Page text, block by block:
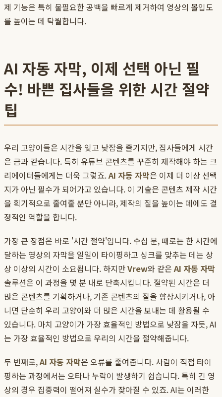
제 기능은 특히 불필요한 공백을 빠르게 제거하여 영상의 몰입도
를 높이는 데 탁월합니다.
AI 자동 자막, 이제 선택 아닌 필
수! 바쁜 집사들을 위한 시간 절약
팁
우리 고양이들은 시간을 잊고 낮잠을 즐기지만, 집사들에게 시간
은 금과 같습니다. 특히 유튜브 콘텐츠를 꾸준히 제작해야 하는 크
리에이터들에게는 더욱 그렇죠.AI 자동 자막은 이제 더 이상 선택
지가 아닌 필수가 되어가고 있습니다. 이 기술은 콘텐츠 제작 시간
을 획기적으로 줄여줄 뿐만 아니라, 제작의 질을 높이는 데에도 결
정적인 역할을 합니다.
가장 큰 장점은 바로 '시간 절약'입니다. 수십 분, 때로는 한 시간에
달하는 영상의 자막을 일일이 타이핑하고 싱크를 맞추는 데는 상
상 이상의 시간이 소요됩니다. 하지만Vrew와 같은AI 자동 자막
솔루션은 이 과정을 몇 분 내로 단축시킵니다. 절약된 시간은 더
많은 콘텐츠를 기획하거나, 기존 콘텐츠의 질을 향상시키거나, 아
니면 단순히 우리 고양이와 더 많은 시간을 보내는 데 활용될 수
있습니다. 마치 고양이가 가장 효율적인 방법으로 낮잠을 자듯, AI
는 가장 효율적인 방법으로 우리의 시간을 절약해줍니다.
두 번째로,AI 자동 자막은 오류를 줄여줍니다. 사람이 직접 타이
핑하는 과정에서는 오타나 누락이 발생하기 쉽습니다. 특히 긴 영
상의 경우 집중력이 떨어져 실수가 잦아질 수 있죠. AI는 이러한